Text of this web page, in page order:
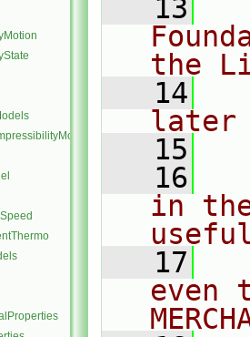
   13
the
   14
later
   15
   16
in
   17
even